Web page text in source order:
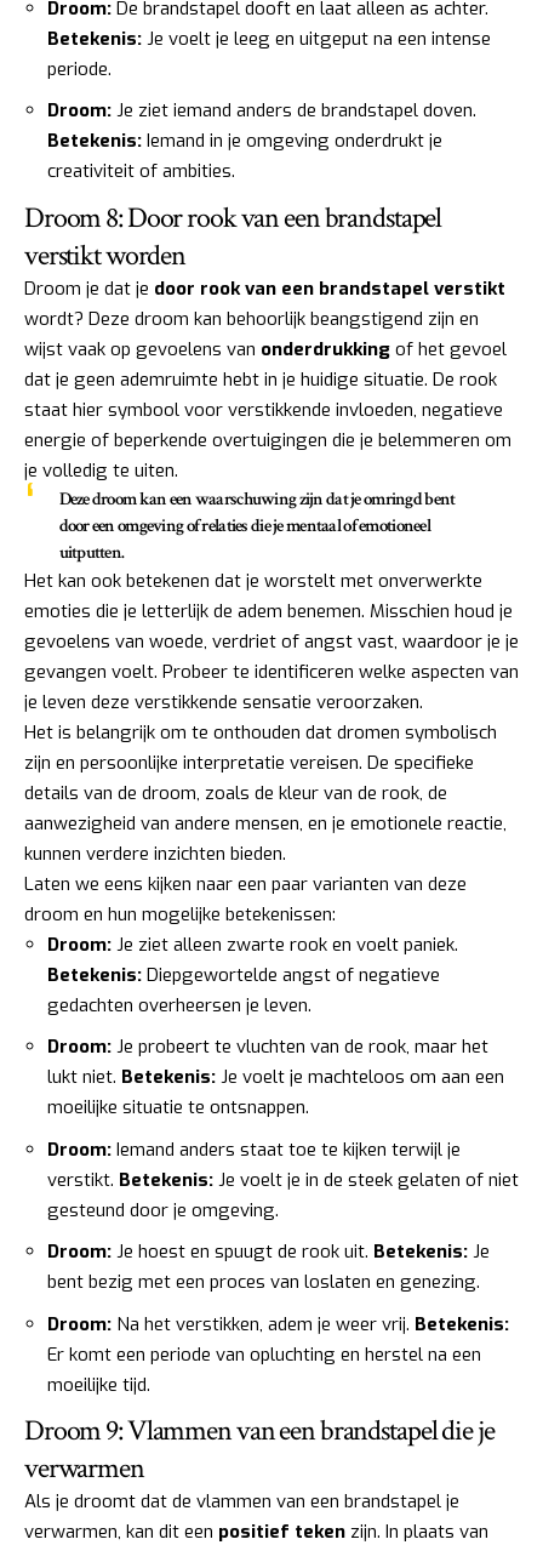
Droom: De brandstapel dooft en laat alleen as achter.
Betekenis: Je voelt je leeg en uitgeput na een intense
periode.
Droom: Je ziet iemand anders de brandstapel doven.
Betekenis: Iemand in je omgeving onderdrukt je
creativiteit of ambities.
Droom 8: Door rook van een brandstapel
verstikt worden
Droom je dat je door rook van een brandstapel verstikt
wordt? Deze droom kan behoorlijk beangstigend zijn en
wijst vaak op gevoelens van onderdrukking of het gevoel
dat je geen ademruimte hebt in je huidige situatie. De rook
staat hier symbool voor verstikkende invloeden, negatieve
energie of beperkende overtuigingen die je belemmeren om
je volledig te uiten.
Deze droom kan een waarschuwing zijn dat je omringd bent
door een omgeving of relaties die je mentaal of emotioneel
uitputten.
Het kan ook betekenen dat je worstelt met onverwerkte
emoties die je letterlijk de adem benemen. Misschien houd je
gevoelens van woede, verdriet of angst vast, waardoor je je
gevangen voelt. Probeer te identificeren welke aspecten van
je leven deze verstikkende sensatie veroorzaken.
Het is belangrijk om te onthouden dat dromen symbolisch
zijn en persoonlijke interpretatie vereisen. De specifieke
details van de droom, zoals de kleur van de rook, de
aanwezigheid van andere mensen, en je emotionele reactie,
kunnen verdere inzichten bieden.
Laten we eens kijken naar een paar varianten van deze
droom en hun mogelijke betekenissen:
Droom: Je ziet alleen zwarte rook en voelt paniek.
Betekenis: Diepgewortelde angst of negatieve
gedachten overheersen je leven.
Droom: Je probeert te vluchten van de rook, maar het
lukt niet. Betekenis: Je voelt je machteloos om aan een
moeilijke situatie te ontsnappen.
Droom: Iemand anders staat toe te kijken terwijl je
verstikt. Betekenis: Je voelt je in de steek gelaten of niet
gesteund door je omgeving.
Droom: Je hoest en spuugt de rook uit. Betekenis: Je
bent bezig met een proces van loslaten en genezing.
Droom: Na het verstikken, adem je weer vrij. Betekenis:
Er komt een periode van opluchting en herstel na een
moeilijke tijd.
Droom 9: Vlammen van een brandstapel die je
verwarmen
Als je droomt dat de vlammen van een brandstapel je
verwarmen, kan dit een positief teken zijn. In plaats van